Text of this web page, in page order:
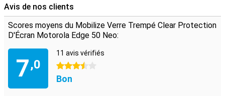
solution parfaite pour protéger correctement l'écran de votre
Motorola Edge 50 Neo. Ce protecteur d'écran est fabriqué en verre
véritable qui a été trempé d'une manière spéciale. Il ne mesure que
0,3 mm d'épaisseur et n'affecte donc pas votre écran tactile. Avec
l'utilisation. Ce protecteur d'écran est fabriqué en verre véritable de
qualité 9H. Cela signifie qu'il résiste à presque tous les matériaux
et qu'il ne se raye pas.
Avis de nos clients
Scores moyens du Mobilize Verre Trempé Clear Protection
D'Écran Motorola Edge 50 Neo:
7,0
11 avis vérifiés
3.5 étoiles
Bon